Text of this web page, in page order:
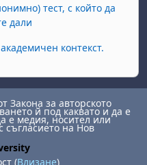
тест, с който да
дали
контекст.
за авторското
й под каквато и да е
е медия, носител или
на Нов
(Влизане)